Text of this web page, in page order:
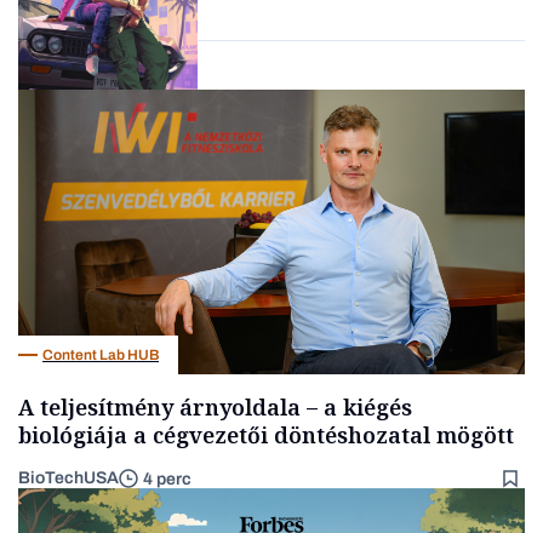
Content Lab HUB
A teljesítmény árnyoldala – a kiégés
biológiája a cégvezetői döntéshozatal mögött
BioTechUSA 4 perc